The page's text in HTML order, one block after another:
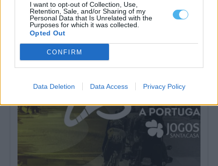
I want to opt-out of Collection, Use,
Retention, Sale, and/or Sharing of my
Personal Data that Is Unrelated with the
Purposes for which it was collected.
Opted Out
CONFIRM
Data Deletion Data Access Privacy Policy
Vila Viçosa: Badoxa, Vitor Kley e Emanuel na Festa dos
Capuchos
Zé Pedro Sousa, Chaito y Palosanto, Badoxa, Vítor Kley e Emanuel
atam este ano...
8 Agosto, 2026 - 12:00